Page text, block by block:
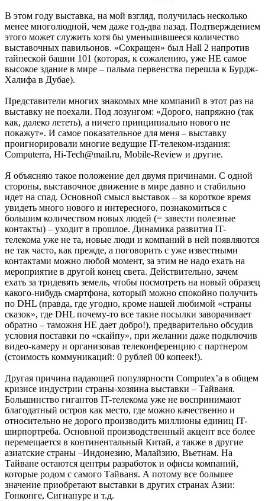
В этом году выставка, на мой взгляд, получилась несколько
менее многолюдной, чем даже год-два назад. Подтверждением
этого может служить хотя бы уменьшившееся количество
выставочных павильонов. «Сокращен» был Hall 2 напротив
тайпеской башни 101 (которая, к сожалению, уже НЕ самое
высокое здание в мире – пальма первенства перешла к Бурдж-
Халифа в Дубае).
Представители многих знакомых мне компаний в этот раз на
выставку не поехали. Под лозунгом: «Дорого, напряжно (так
как, далеко лететь), а ничего принципиально нового не
покажут». И самое показательное для меня – выставку
проигнорировали многие ведущие IT-телеком-издания:
Computerra, Hi-Tech@mail.ru, Mobile-Review и другие.
Я объясняю такое положение дел двумя причинами. С одной
стороны, выставочное движение в мире давно и стабильно
идет на спад. Основной смысл выставок – за короткое время
увидеть много нового и интересного, познакомиться с
большим количеством новых людей (= завести полезные
контакты) – уходит в прошлое. Динамика развития IT-
телекома уже не та, новые люди и компаний в ней появляются
не так часто, как прежде, а поговорить с уже известными
контактами можно любой момент, за этим не надо ехать на
мероприятие в другой конец света. Действительно, зачем
ехать за тридевять земель, чтобы посмотреть на новый образец
какого-нибудь смартфона, который можно спокойно получить
по DHL (правда, где угодно, кроме нашей любимой «страны
сказок», где DHL почему-то все такие посылки заворачивает
обратно – таможня НЕ дает добро!), предварительно обсудив
условия поставки по «скайпу», при желании даже подключив
видео-камеру и организовав телеконференцию с партнером
(стоимость коммуникаций: 0 рублей 00 копеек!).
Другая причина падающей популярности Computex’а в общем
кризисе индустрии страны-хозяина выставки – Тайваня.
Большинство гигантов IT-телекома уже не воспринимают
благодатный остров как место, где можно качественно и
относительно не дорого производить миллионы единиц IT-
ширпортреба. Основной производственный акцент все более
перемещается в континентальный Китай, а также в другие
азиатские страны –Индонезию, Малайзию, Вьетнам. На
Тайване остаются центры разработок и офисы компаний,
которые родом с самого Тайваня. А потому все большее
значение приобретают выставки в других странах Азии:
Гонконге, Сигнапуре и т.д.